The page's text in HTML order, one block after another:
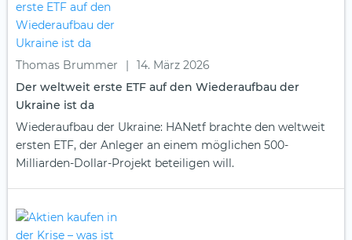
Thomas Brummer |
14. März 2026
Der weltweit erste ETF auf den Wiederaufbau der
Ukraine ist da
Wiederaufbau der Ukraine: HANetf brachte den weltweit
ersten ETF, der Anleger an einem möglichen 500-
Milliarden-Dollar-Projekt beteiligen will.